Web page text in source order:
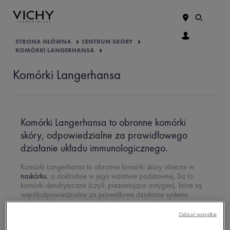
STRONA GŁÓWNA
CENTRUM SKÓRY
KOMÓRKI LANGERHANSA
Komórki Langerhansa
Komórki Langerhansa to obronne komórki
skóry, odpowiedzialne za prawidłowego
działanie układu immunologicznego.
Komórki Langerhansa to obronne komórki skóry obecne w
naskórku, a dokładnie w jego warstwie podstawnej. Są to
komórki dendrytyczne (czyli: prezentujące antygen), które są
współodpowiedzialne za prawidłowe działanie systemu
odpornościowego. Posiadają duże ziarnistości, nazywane
ziarnistościami Birbecka. Nazwa komórek pochodzi odOdrzuć wszystkie